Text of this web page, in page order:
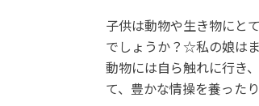
子供は動物や生き物にと
でしょうか？☆私の娘は
動物には自ら触れに行き
て、豊かな情操を養った